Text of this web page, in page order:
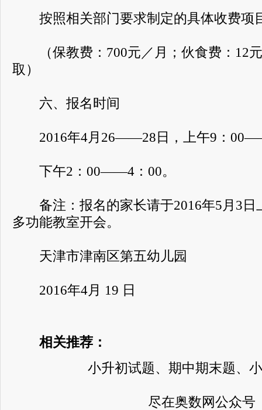
按照相关部门要求制定的具体收费项
（保教费：700元／月；伙食费：12
取）
六、报名时间
2016年4月26——28日，上午9：
下午2：00——4：00。
备注：报名的家长请于2016年5月3日
多功能教室开会。
天津市津南区第五幼儿园
2016年4月 19 日
相关推荐：
小升初试题、期中期末题、
尽在奥数网公众号